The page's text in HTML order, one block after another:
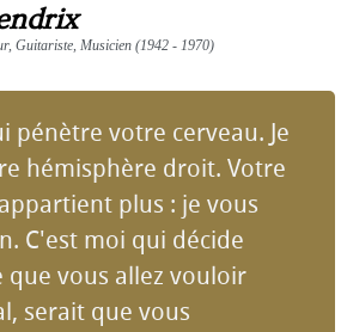
Guitariste, Musicien (1942 - 1970)
pénètre votre cerveau. Je
hémisphère droit. Votre
plus : je vous
C'est moi qui décide
vous allez vouloir
serait que vous